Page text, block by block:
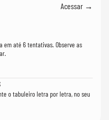
Acessar →
em até 6 tentativas. Observe as
o tabuleiro letra por letra, no seu